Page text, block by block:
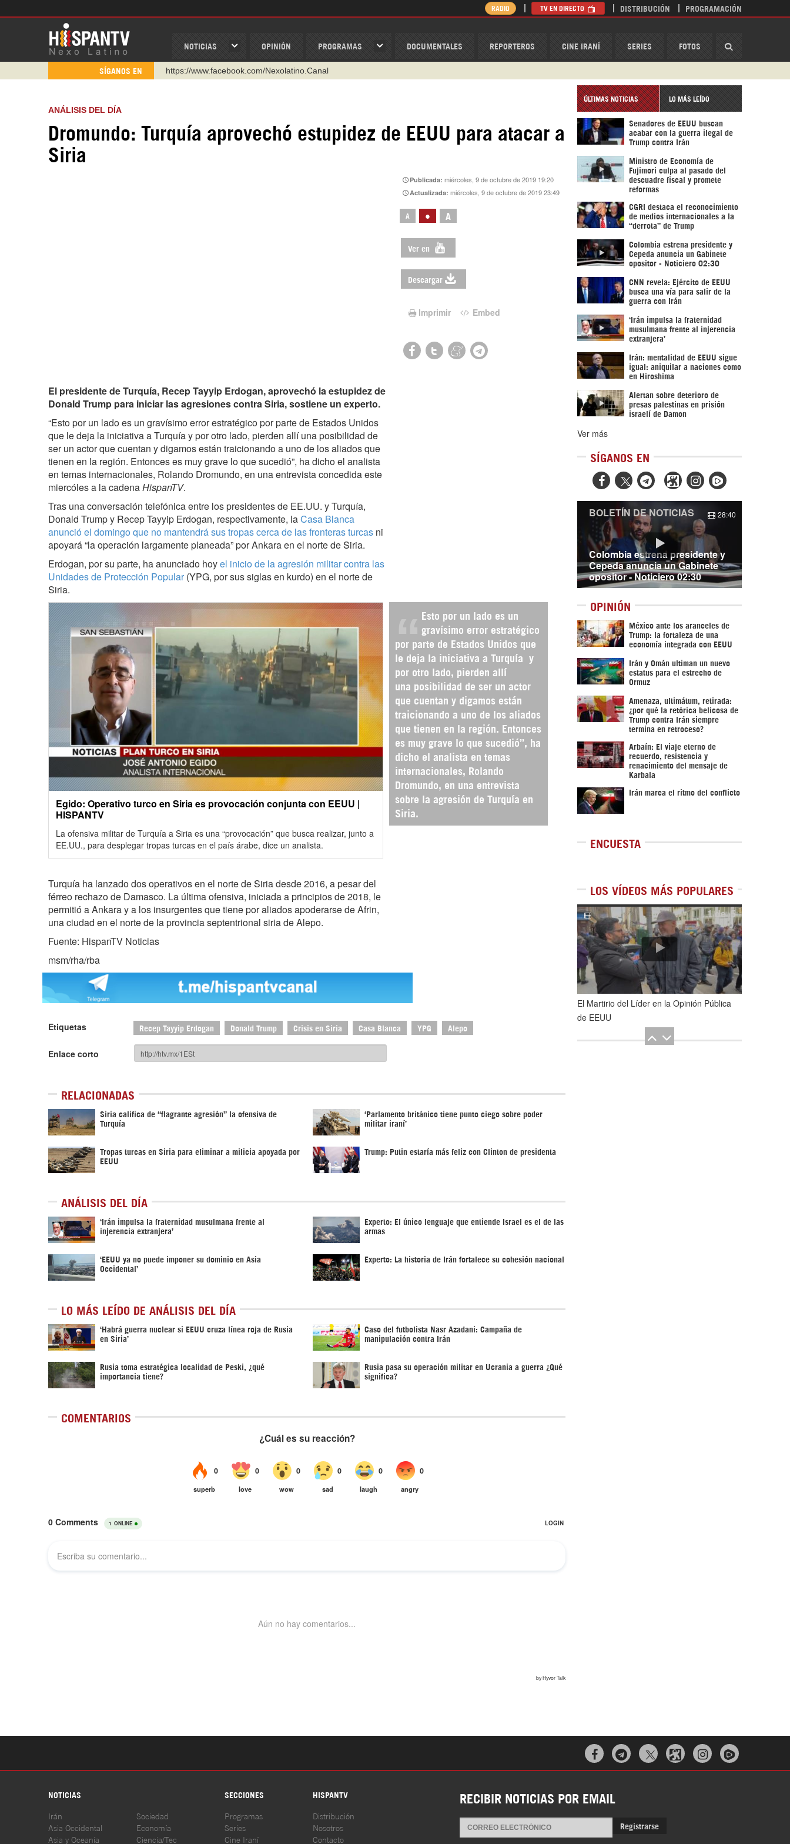
NOTICIAS OPINIÓN PROGRAMAS DOCUMENTALES REPORTEROS CINE IRANÍ SERIES FOTOS
RADIO TV EN DIRECTO DISTRIBUCIÓN PROGRAMACIÓN
SÍGANOS EN
https://www.facebook.com/Nexolatino.Canal
https://t.me/hispantvcanal
https://urmedium.com/c/hispantv
ANÁLISIS DEL DÍA
Dromundo: Turquía aprovechó estupidez de EEUU para atacar a
Siria
Publicada:miércoles, 9 de octubre de 2019 19:20
Actualizada:miércoles, 9 de octubre de 2019 23:49
A • A
Ver en
Descargar
Imprimir Embed
El presidente de Turquía, Recep Tayyip Erdogan, aprovechó la estupidez de
Donald Trump para iniciar las agresiones contra Siria, sostiene un experto.
“Esto por un lado es un gravísimo error estratégico por parte de Estados Unidos
que le deja la iniciativa a Turquía y por otro lado, pierden allí una posibilidad de
ser un actor que cuentan y digamos están traicionando a uno de los aliados que
tienen en la región. Entonces es muy grave lo que sucedió”, ha dicho el analista
en temas internacionales, Rolando Dromundo, en una entrevista concedida este
miercóles a la cadenaHispanTV.
Tras una conversación telefónica entre los presidentes de EE.UU. y Turquía,
Donald Trump y Recep Tayyip Erdogan, respectivamente, laCasa Blanca
anunció el domingo que no mantendrá sus tropas cerca de las fronteras turcas ni
apoyará “la operación largamente planeada” por Ankara en el norte de Siria.
Erdogan, por su parte, ha anunciado hoyel inicio de la agresión militar contra las
Unidades de Protección Popular (YPG, por sus siglas en kurdo) en el norte de
Siria.
Esto por un lado es un
gravísimo error estratégico
por parte de Estados Unidos que
le deja la iniciativa a Turquía y
por otro lado, pierden allí
una posibilidad de ser un actor
que cuentan y digamos están
traicionando a uno de los aliados
que tienen en la región. Entonces
es muy grave lo que sucedió”, ha
dicho el analista en temas
internacionales, Rolando
Dromundo, en una entrevista
sobre la agresión de Turquía en
Siria.
Egido: Operativo turco en Siria es provocación conjunta con EEUU |
HISPANTV
La ofensiva militar de Turquía a Siria es una “provocación” que busca realizar, junto a
EE.UU., para desplegar tropas turcas en el país árabe, dice un analista.
Turquía ha lanzado dos operativos en el norte de Siria desde 2016, a pesar del
férreo rechazo de Damasco. La última ofensiva, iniciada a principios de 2018, le
permitió a Ankara y a los insurgentes que tiene por aliados apoderarse de Afrin,
una ciudad en el norte de la provincia septentrional siria de Alepo.
Fuente: HispanTV Noticias
msm/rha/rba
Etiquetas Recep Tayyip Erdogan Donald Trump Crisis en Siria Casa Blanca YPG Alepo
Enlace corto
RELACIONADAS
Siria califica de “flagrante agresión” la ofensiva de
Turquía
‘Parlamento británico tiene punto ciego sobre poder
militar iraní’
Tropas turcas en Siria para eliminar a milicia apoyada por
EEUU
Trump: Putin estaría más feliz con Clinton de presidenta
ANÁLISIS DEL DÍA
‘Irán impulsa la fraternidad musulmana frente al
injerencia extranjera’
Experto: El único lenguaje que entiende Israel es el de las
armas
‘EEUU ya no puede imponer su dominio en Asia
Occidental’
Experto: La historia de Irán fortalece su cohesión nacional
LO MÁS LEÍDO DE ANÁLISIS DEL DÍA
‎‘Habrá guerra nuclear si EEUU cruza línea roja de Rusia
en Siria’‎
Caso del futbolista Nasr Azadani: Campaña de
manipulación contra Irán
Rusia toma estratégica localidad de Peski, ¿qué
importancia tiene?
Rusia pasa su operación militar en Ucrania a guerra ¿Qué
significa?
COMENTARIOS
ÚLTIMAS NOTICIAS LO MÁS LEÍDO
Senadores de EEUU buscan
acabar con la guerra ilegal de
Trump contra Irán
Ministro de Economía de
Fujimori culpa al pasado del
descuadre fiscal y promete
reformas
CGRI destaca el reconocimiento
de medios internacionales a la
“derrota” de Trump
Colombia estrena presidente y
Cepeda anuncia un Gabinete
opositor - Noticiero 02:30
CNN revela: Ejército de EEUU
busca una vía para salir de la
guerra con Irán
‘Irán impulsa la fraternidad
musulmana frente al injerencia
extranjera’
Irán: mentalidad de EEUU sigue
igual: aniquilar a naciones como
en Hiroshima
Alertan sobre deterioro de
presas palestinas en prisión
israelí de Damon
Ver más
SÍGANOS EN
  
Colombia estrena presidente y
Cepeda anuncia un Gabinete
opositor - Noticiero 02:30
BOLETÍN DE NOTICIAS 28:40
OPINIÓN
México ante los aranceles de
Trump: la fortaleza de una
economía integrada con EEUU
Irán y Omán ultiman un nuevo
estatus para el estrecho de
Ormuz
Amenaza, ultimátum, retirada:
¿por qué la retórica belicosa de
Trump contra Irán siempre
termina en retroceso?
Arbaín: El viaje eterno de
recuerdo, resistencia y
renacimiento del mensaje de
Karbala
Irán marca el ritmo del conflicto
ENCUESTA
LOS VÍDEOS MÁS POPULARES
1de5
El Martirio del Líder en la Opinión Pública
de EEUU
  
NOTICIAS SECCIONES HISPANTV
Irán
Asia Occidental
Asia y Oceanía
Sociedad
Economía
Ciencia/Tec
Programas
Series
Cine Iraní
Distribución
Nosotros
Contacto
RECIBIR NOTICIAS POR EMAIL
Registrarse